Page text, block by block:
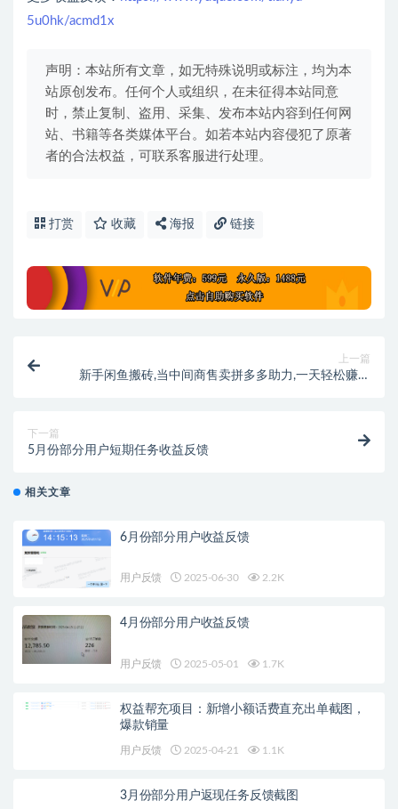
5u0hk/acmd1x
声明：本站所有文章，如无特殊说明或标注，均为本
站原创发布。任何个人或组织，在未征得本站同意
时，禁止复制、盗用、采集、发布本站内容到任何网
站、书籍等各类媒体平台。如若本站内容侵犯了原著
者的合法权益，可联系客服进行处理。
打赏 收藏 海报 链接
上一篇
新手闲鱼搬砖,当中间商售卖拼多多助力,一天轻松赚几
下一篇
5月份部分用户短期任务收益反馈
相关文章
6月份部分用户收益反馈
用户反馈 2025-06-30 2.2K
4月份部分用户收益反馈
用户反馈 2025-05-01 1.7K
权益帮充项目：新增小额话费直充出单截图，
爆款销量
用户反馈 2025-04-21 1.1K
3月份部分用户返现任务反馈截图